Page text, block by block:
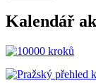
Kalendář